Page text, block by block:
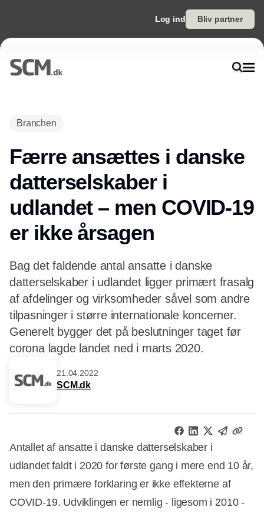
Log ind Bliv partner
Branchen
Færre ansættes i danske
datterselskaber i
udlandet – men COVID-19
er ikke årsagen
Bag det faldende antal ansatte i danske
datterselskaber i udlandet ligger primært frasalg
af afdelinger og virksomheder såvel som andre
tilpasninger i større internationale koncerner.
Generelt bygger det på beslutninger taget før
corona lagde landet ned i marts 2020.
21.04.2022
SCM.dk
Antallet af ansatte i danske datterselskaber i
udlandet faldt i 2020 for første gang i mere end 10 år,
men den primære forklaring er ikke effekterne af
COVID-19. Udviklingen er nemlig - ligesom i 2010 -